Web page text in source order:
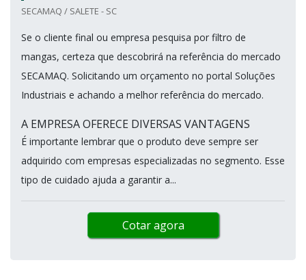
SECAMAQ / SALETE - SC
Se o cliente final ou empresa pesquisa por filtro de
mangas, certeza que descobrirá na referência do mercado
SECAMAQ. Solicitando um orçamento no portal Soluções
Industriais e achando a melhor referência do mercado.
A EMPRESA OFERECE DIVERSAS VANTAGENS
É importante lembrar que o produto deve sempre ser
adquirido com empresas especializadas no segmento. Esse
tipo de cuidado ajuda a garantir a...
Cotar agora